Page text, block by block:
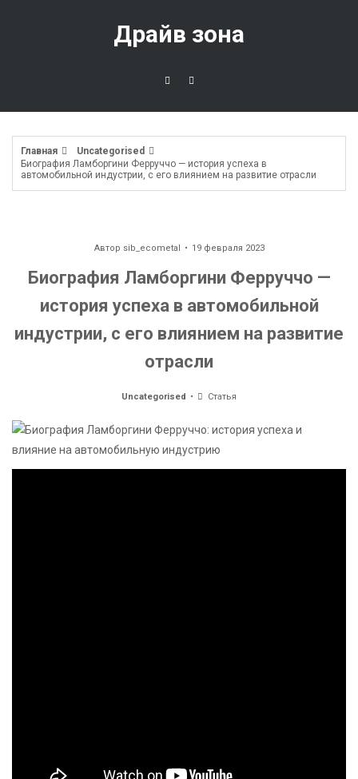
Драйв зона
Главная
Uncategorised
Биография Ламборгини Ферруччо — история успеха в
автомобильной индустрии, с его влиянием на развитие отрасли
Автор sib_ecometal 19 февраля 2023
Биография Ламборгини Ферруччо —
история успеха в автомобильной
индустрии, с его влиянием на развитие
отрасли
Uncategorised Статья